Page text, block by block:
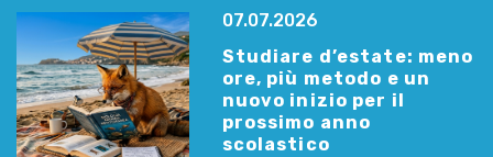
07.07.2026
Studiare d’estate: meno
ore, più metodo e un
nuovo inizio per il
prossimo anno
scolastico